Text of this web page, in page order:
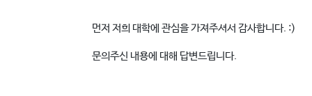
먼저 저희 대학에 관심을 가져주셔서 감사합니다. :)
문의주신 내용에 대해 답변드립니다.